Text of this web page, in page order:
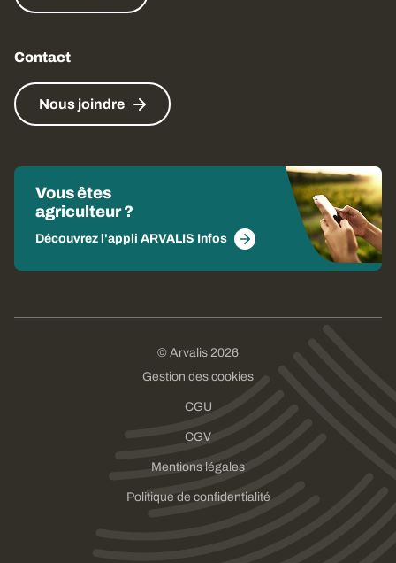
Contact
Nous joindre
Vous êtes
agriculteur ?
Découvrez l'appli ARVALIS Infos
© Arvalis 2026
Gestion des cookies
CGU
CGV
Mentions légales
Politique de confidentialité